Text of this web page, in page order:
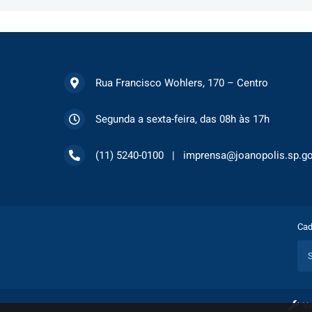
Rua Francisco Wohlers, 170 – Centro
Segunda a sexta-feira, das 08h às 17h
(11) 5240-0100